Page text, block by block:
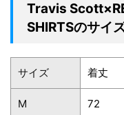
Travis
SHIRTSのサイ
サイズ 着丈
M 72